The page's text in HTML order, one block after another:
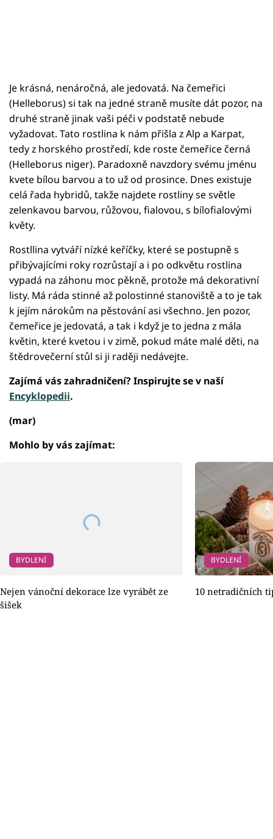
Je krásná, nenáročná, ale jedovatá. Na čemeřici
(Helleborus) si tak na jedné straně musíte dát pozor, na
druhé straně jinak vaši péči v podstatě nebude
vyžadovat. Tato rostlina k nám přišla z Alp a Karpat,
tedy z horského prostředí, kde roste čemeřice černá
(Helleborus niger). Paradoxně navzdory svému jménu
kvete bílou barvou a to už od prosince. Dnes existuje
celá řada hybridů, takže najdete rostliny se světle
zelenkavou barvou, růžovou, fialovou, s bílofialovými
květy.
Rostllina vytváří nízké keříčky, které se postupně s
přibývajícími roky rozrůstají a i po odkvětu rostlina
vypadá na záhonu moc pěkně, protože má dekorativní
listy. Má ráda stinné až polostinné stanoviště a to je tak
k jejím nárokům na pěstování asi všechno. Jen pozor,
čemeřice je jedovatá, a tak i když je to jedna z mála
květin, které kvetou i v zimě, pokud máte malé děti, na
štědrovečerní stůl si ji raději nedávejte.
Zajímá vás zahradničení? Inspirujte se v naší
Encyklopedii.
(mar)
Mohlo by vás zajímat:
BYDLENÍ
Nejen vánoční dekorace lze vyrábět ze
šišek
BYDLENÍ
10 netradičních